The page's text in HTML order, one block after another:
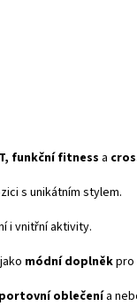
funkční fitness a
s unikátním stylem.
i vnitřní aktivity.
módní doplněkpro
oblečenía